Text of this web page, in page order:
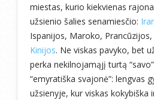
miestas, kurio kiekvienas
užsienio šalies senamiesčio:
Ispanijos, Maroko,
Kinijos. Ne viskas pavyko, bet
perka nekilnojamąjį turtą
“emyratiška svajonė”: lengvas
užsienyje, kur viskas kokybiška